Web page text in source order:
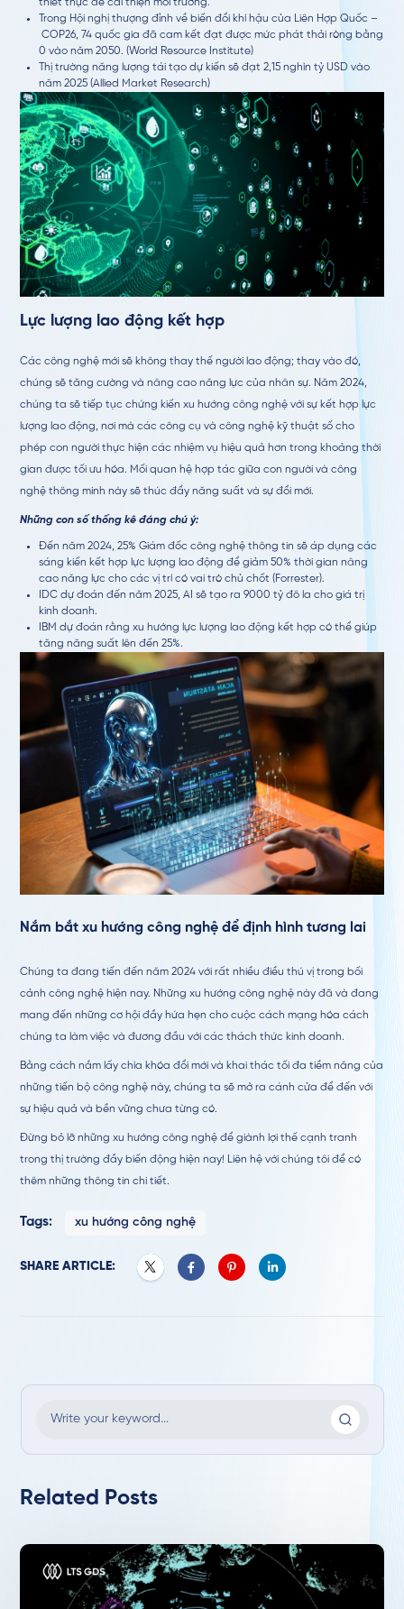
Trong Hội nghị thượng đỉnh về biến đổi khí hậu của Liên Hợp Quốc –
COP26, 74 quốc gia đã cam kết đạt được mức phát thải ròng bằng
0 vào năm 2050. (World Resource Institute)
Thị trường năng lượng tái tạo dự kiến sẽ đạt 2,15 nghìn tỷ USD vào
năm 2025 (Allied Market Research)
Lực lượng lao động kết hợp
Các công nghệ mới sẽ không thay thế người lao động; thay vào đó,
chúng sẽ tăng cường và nâng cao năng lực của nhân sự. Năm 2024,
chúng ta sẽ tiếp tục chứng kiến xu hướng công nghệ với sự kết hợp lực
lượng lao động, nơi mà các công cụ và công nghệ kỹ thuật số cho
phép con người thực hiện các nhiệm vụ hiệu quả hơn trong khoảng thời
gian được tối ưu hóa. Mối quan hệ hợp tác giữa con người và công
nghệ thông minh này sẽ thúc đẩy năng suất và sự đổi mới.
Những con số thống kê đáng chú ý:
Đến năm 2024, 25% Giám đốc công nghệ thông tin sẽ áp dụng các
sáng kiến kết hợp lực lượng lao động để giảm 50% thời gian nâng
cao năng lực cho các vị trí có vai trò chủ chốt(Forrester).
IDC dự đoán đến năm 2025, AI sẽ tạo ra 9000 tỷ đô la cho giá trị
kinh doanh.
IBM dự đoán rằng xu hướng lực lượng lao động kết hợp có thể giúp
tăng năng suất lên đến 25%.
Nắm bắt xu hướng công nghệ để định hình tương lai
Chúng ta đang tiến đến năm 2024 với rất nhiều điều thú vị trong bối
cảnh công nghệ hiện nay. Những xu hướng công nghệ này đã và đang
mang đến những cơ hội đầy hứa hẹn cho cuộc cách mạng hóa cách
chúng ta làm việc và đương đầu với các thách thức kinh doanh.
Bằng cách nắm lấy chìa khóa đổi mới và khai thác tối đa tiềm năng của
những tiến bộ công nghệ này, chúng ta sẽ mở ra cánh cửa để đến với
sự hiệu quả và bền vững chưa từng có.
Đừng bỏ lỡ những xu hướng công nghệ để giành lợi thế cạnh tranh
trong thị trường đầy biến động hiện nay! Liên hệ với chúng tôi để có
thêm những thông tin chi tiết.
Tags: xu hướng công nghệ
SHARE ARTICLE:
Related Posts